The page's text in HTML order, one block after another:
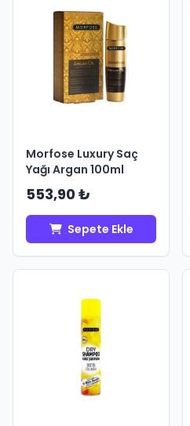
Morfose Luxury Saç
Yağı Argan 100ml
553,90 ₺
Sepete Ekle